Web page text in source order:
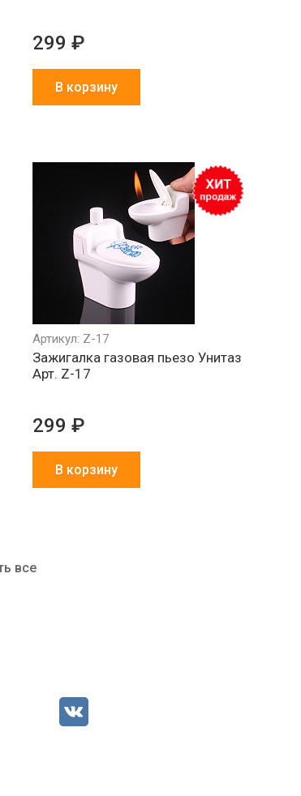
299 ₽
В корзину
Артикул: Z-17
Зажигалка газовая пьезо Унитаз
Арт. Z-17
299 ₽
В корзину
все